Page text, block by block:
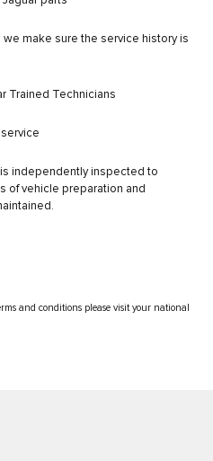
make sure the service history is
Trained Technicians
independently inspected to
of vehicle preparation and
and conditions please visit your national